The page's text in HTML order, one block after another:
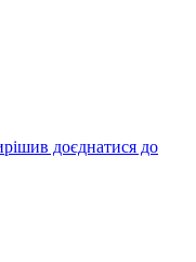
доєднатися до